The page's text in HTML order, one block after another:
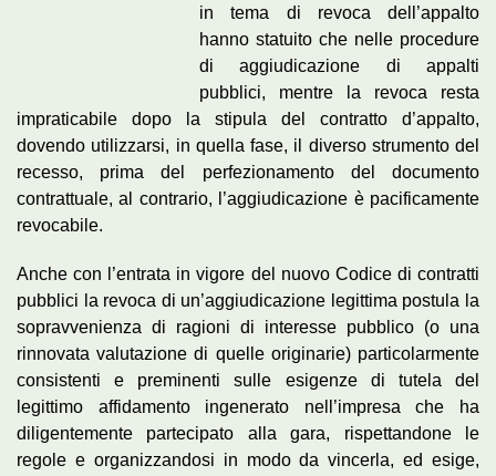
in tema di revoca dell’appalto
hanno statuito che nelle procedure
di aggiudicazione di appalti
pubblici, mentre la revoca resta
impraticabile dopo la stipula del contratto d’appalto,
dovendo utilizzarsi, in quella fase, il diverso strumento del
recesso, prima del perfezionamento del documento
contrattuale, al contrario, l’aggiudicazione è pacificamente
revocabile.
Anche con l’entrata in vigore del nuovo Codice di contratti
pubblici la revoca di un’aggiudicazione legittima postula la
sopravvenienza di ragioni di interesse pubblico (o una
rinnovata valutazione di quelle originarie) particolarmente
consistenti e preminenti sulle esigenze di tutela del
legittimo affidamento ingenerato nell’impresa che ha
diligentemente partecipato alla gara, rispettandone le
regole e organizzandosi in modo da vincerla, ed esige,